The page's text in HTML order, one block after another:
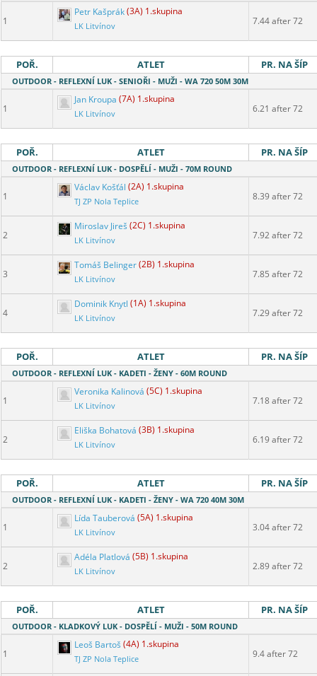
1
Petr Kašprák(3A) 1.skupina
LK Litvínov 7.44 after 72
POŘ. ATLET PR. NA ŠÍP
OUTDOOR - REFLEXNÍ LUK - SENIOŘI - MUŽI - WA 720 50M 30M
1
Jan Kroupa (7A) 1.skupina
LK Litvínov 6.21 after 72
POŘ. ATLET PR. NA ŠÍP
OUTDOOR - REFLEXNÍ LUK - DOSPĚLÍ - MUŽI - 70M ROUND
1
Václav Košťál (2A) 1.skupina
TJ ZP Nola Teplice 8.39 after 72
2
Miroslav Jireš (2C) 1.skupina
LK Litvínov 7.92 after 72
3
Tomáš Belinger(2B) 1.skupina
LK Litvínov 7.85 after 72
4
Dominik Knytl (1A) 1.skupina
LK Litvínov 7.29 after 72
POŘ. ATLET PR. NA ŠÍP
OUTDOOR - REFLEXNÍ LUK - KADETI - ŽENY - 60M ROUND
1
Veronika Kalinová (5C) 1.skupina
LK Litvínov 7.18 after 72
2
Eliška Bohatová (3B) 1.skupina
LK Litvínov 6.19 after 72
POŘ. ATLET PR. NA ŠÍP
OUTDOOR - REFLEXNÍ LUK - KADETI - ŽENY - WA 720 40M 30M
1
Lída Tauberová (5A) 1.skupina
LK Litvínov 3.04 after 72
2
Adéla Platlová (5B) 1.skupina
LK Litvínov 2.89 after 72
POŘ. ATLET PR. NA ŠÍP
OUTDOOR - KLADKOVÝ LUK - DOSPĚLÍ - MUŽI - 50M ROUND
1
Leoš Bartoš (4A) 1.skupina
TJ ZP Nola Teplice 9.4 after 72